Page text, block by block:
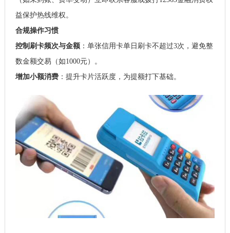
益保护热线维权。
合规操作习惯
控制刷卡频次与金额：单张信用卡单日刷卡不超过3次，避免整
数金额交易（如1000元）。
增加小额消费：提升卡片活跃度，为提额打下基础。